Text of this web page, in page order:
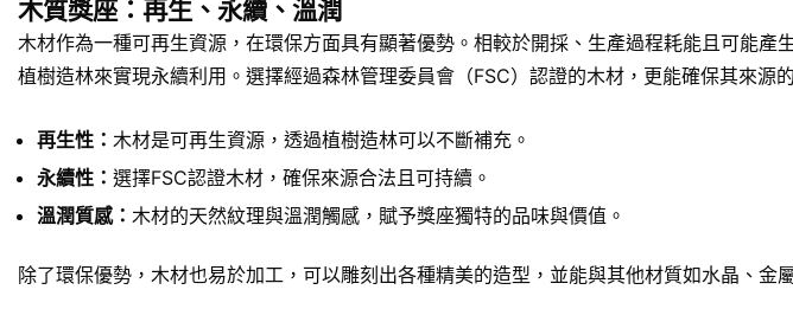
木質獎座：再生、永續、溫潤
木材作為一種可再生資源，在環保方面具有顯著優勢。相較於開採、生產過程耗能且可能產
植樹造林來實現永續利用。選擇經過森林管理委員會（FSC）認證的木材，更能確保其來源
再生性： 木材是可再生資源，透過植樹造林可以不斷補充。
永續性： 選擇FSC認證木材，確保來源合法且可持續。
溫潤質感： 木材的天然紋理與溫潤觸感，賦予獎座獨特的品味與價值。
除了環保優勢，木材也易於加工，可以雕刻出各種精美的造型，並能與其他材質如水晶、金